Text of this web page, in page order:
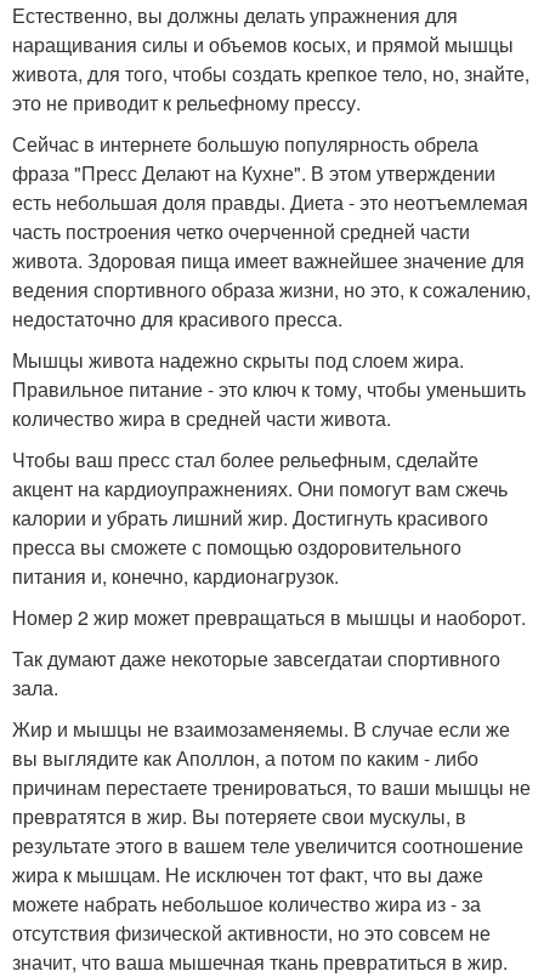
Естественно, вы должны делать упражнения для
наращивания силы и объемов косых, и прямой мышцы
живота, для того, чтобы создать крепкое тело, но, знайте,
это не приводит к рельефному прессу.
Сейчас в интернете большую популярность обрела
фраза "Пресс Делают на Кухне". В этом утверждении
есть небольшая доля правды. Диета - это неотъемлемая
часть построения четко очерченной средней части
живота. Здоровая пища имеет важнейшее значение для
ведения спортивного образа жизни, но это, к сожалению,
недостаточно для красивого пресса.
Мышцы живота надежно скрыты под слоем жира.
Правильное питание - это ключ к тому, чтобы уменьшить
количество жира в средней части живота.
Чтобы ваш пресс стал более рельефным, сделайте
акцент на кардиоупражнениях. Они помогут вам сжечь
калории и убрать лишний жир. Достигнуть красивого
пресса вы сможете с помощью оздоровительного
питания и, конечно, кардионагрузок.
Номер 2 жир может превращаться в мышцы и наоборот.
Так думают даже некоторые завсегдатаи спортивного
зала.
Жир и мышцы не взаимозаменяемы. В случае если же
вы выглядите как Аполлон, а потом по каким - либо
причинам перестаете тренироваться, то ваши мышцы не
превратятся в жир. Вы потеряете свои мускулы, в
результате этого в вашем теле увеличится соотношение
жира к мышцам. Не исключен тот факт, что вы даже
можете набрать небольшое количество жира из - за
отсутствия физической активности, но это совсем не
значит, что ваша мышечная ткань превратиться в жир.